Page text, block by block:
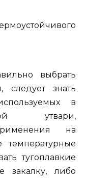
выбрать
следует знать
в
утвари,
на
тугоплавкие
закалку, либо